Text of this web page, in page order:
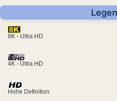
8K - Ultra HD
4K - Ultra HD
Hohe Definition